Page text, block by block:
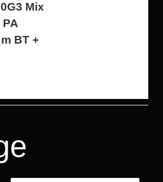
Mix
BT +